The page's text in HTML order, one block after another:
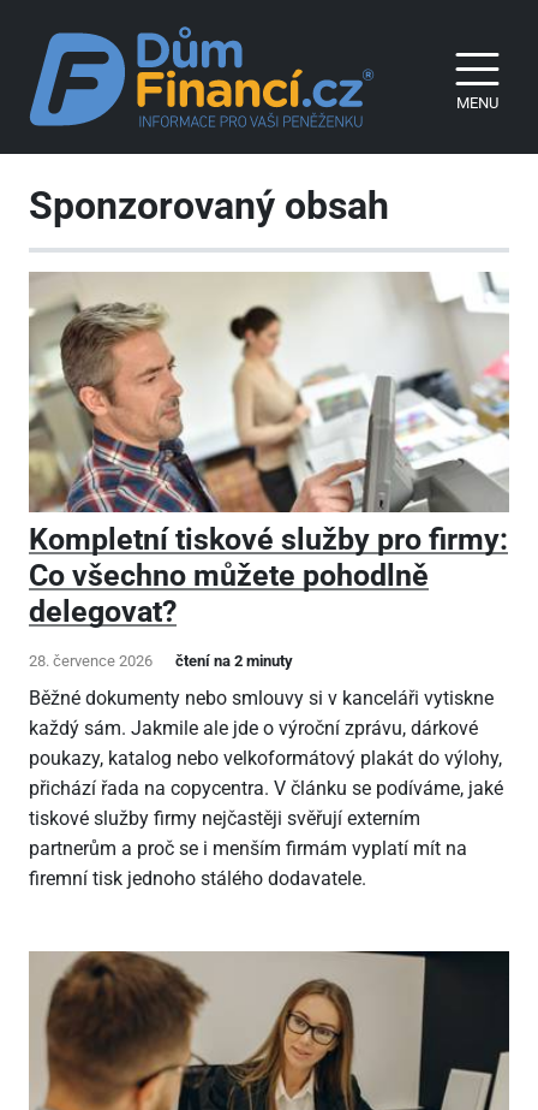
MENU
Sponzorovaný obsah
Kompletní tiskové služby pro firmy:
Co všechno můžete pohodlně
delegovat?
28. července 2026 čtení na 2 minuty
Běžné dokumenty nebo smlouvy si v kanceláři vytiskne
každý sám. Jakmile ale jde o výroční zprávu, dárkové
poukazy, katalog nebo velkoformátový plakát do výlohy,
přichází řada na copycentra. V článku se podíváme, jaké
tiskové služby firmy nejčastěji svěřují externím
partnerům a proč se i menším firmám vyplatí mít na
firemní tisk jednoho stálého dodavatele.